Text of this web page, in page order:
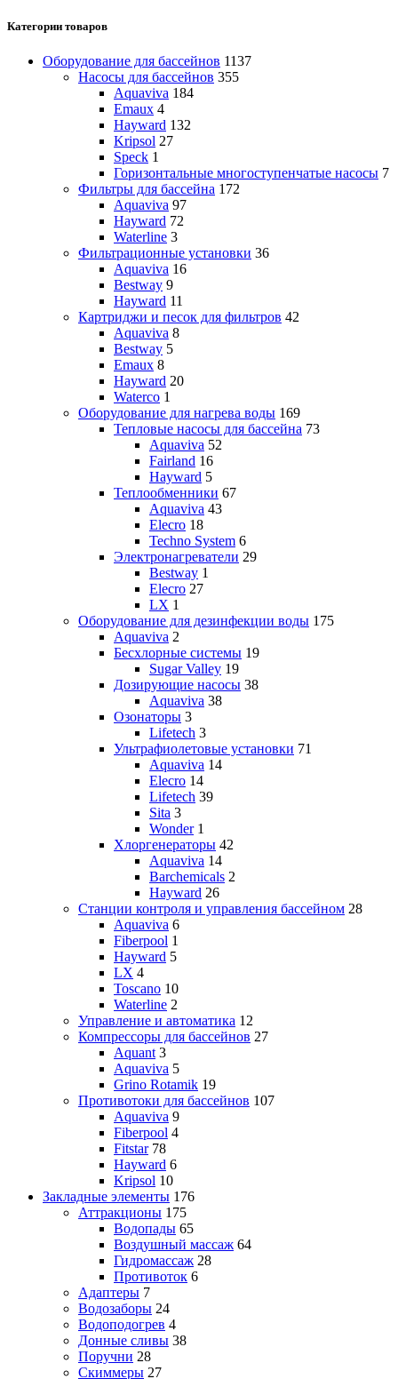
Категории товаров
Оборудование для бассейнов 1137
Насосы для бассейнов 355
Aquaviva 184
Emaux 4
Hayward 132
Kripsol 27
Speck 1
Горизонтальные многоступенчатые насосы 7
Фильтры для бассейна 172
Aquaviva 97
Hayward 72
Waterline 3
Фильтрационные установки 36
Aquaviva 16
Bestway 9
Hayward 11
Картриджи и песок для фильтров 42
Aquaviva 8
Bestway 5
Emaux 8
Hayward 20
Waterco 1
Оборудование для нагрева воды 169
Тепловые насосы для бассейна 73
Aquaviva 52
Fairland 16
Hayward 5
Теплообменники 67
Aquaviva 43
Elecro 18
Techno System 6
Электронагреватели 29
Bestway 1
Elecro 27
LX 1
Оборудование для дезинфекции воды 175
Aquaviva 2
Бесхлорные системы 19
Sugar Valley 19
Дозирующие насосы 38
Aquaviva 38
Озонаторы 3
Lifetech 3
Ультрафиолетовые установки 71
Aquaviva 14
Elecro 14
Lifetech 39
Sita 3
Wonder 1
Хлоргенераторы 42
Aquaviva 14
Barchemicals 2
Hayward 26
Станции контроля и управления бассейном 28
Aquaviva 6
Fiberpool 1
Hayward 5
LX 4
Toscano 10
Waterline 2
Управление и автоматика 12
Компрессоры для бассейнов 27
Aquant 3
Aquaviva 5
Grino Rotamik 19
Противотоки для бассейнов 107
Aquaviva 9
Fiberpool 4
Fitstar 78
Hayward 6
Kripsol 10
Закладные элементы 176
Аттракционы 175
Водопады 65
Воздушный массаж 64
Гидромассаж 28
Противоток 6
Адаптеры 7
Водозаборы 24
Водоподогрев 4
Донные сливы 38
Поручни 28
Скиммеры 27